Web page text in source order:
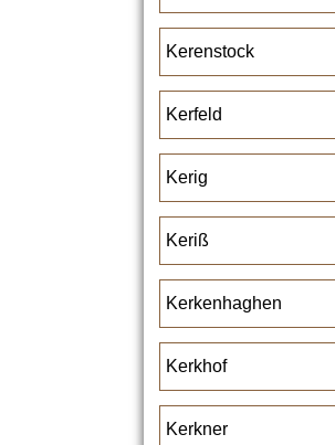
Kerenstock
Kerfeld
Kerig
Keriß
Kerkenhaghen
Kerkhof
Kerkner